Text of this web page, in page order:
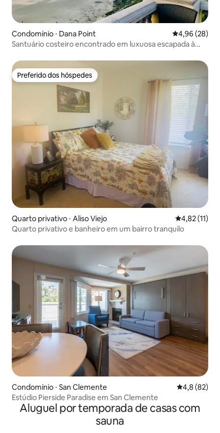
Condomínio ⋅ Dana Point 4,96 de uma
4,96 (28)
Santuário costeiro encontrado em luxuosa escapada à
Preferido dos hóspedes
Preferido dos hóspedes
Quarto privativo ⋅ Aliso Viejo 4,82 de uma
4,82 (11)
Quarto privativo e banheiro em um bairro tranquilo
Condomínio ⋅ San Clemente 4,8 de uma
4,8 (82)
Estúdio Pierside Paradise em San Clemente
Aluguel por temporada de casas com
sauna